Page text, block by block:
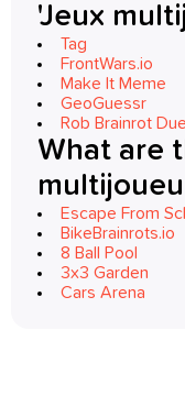
'Jeux
Tag
FrontWars.io
Make It Meme
GeoGuessr
Rob Brainrot
What are
Escape From
BikeBrainrots.io
8 Ball Pool
3x3 Garden
Cars Arena